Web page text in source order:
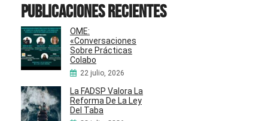
Publicaciones recientes
OME:
«Conversaciones
Sobre Prácticas
Colabo
22 julio, 2026
La FADSP Valora La
Reforma De La Ley
Del Taba